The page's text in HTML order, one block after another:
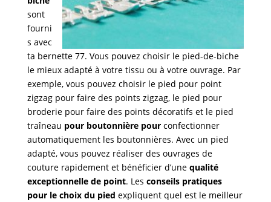
sont
fourni
s avec
ta bernette 77. Vous pouvez choisir le pied-de-biche
le mieux adapté à votre tissu ou à votre ouvrage. Par
exemple, vous pouvez choisir le pied pour point
zigzag pour faire des points zigzag, le pied pour
broderie pour faire des points décoratifs et le pied
traîneau pour boutonnière pour confectionner
automatiquement les boutonnières. Avec un pied
adapté, vous pouvez réaliser des ouvrages de
couture rapidement et bénéficier d’unequalité
exceptionnelle de point. Les conseils pratiques
pour le choix du pied expliquent quel est le meilleur